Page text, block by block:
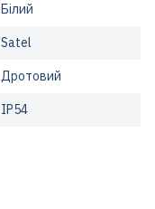
Білий
Satel
Дротовий
IP54